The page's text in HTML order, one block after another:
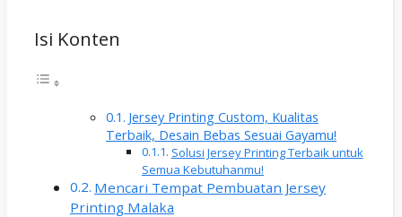
Isi Konten
Jersey Printing Custom, Kualitas
Terbaik, Desain Bebas Sesuai Gayamu!
Solusi Jersey Printing Terbaik untuk
Semua Kebutuhanmu!
Mencari Tempat Pembuatan Jersey
Printing Malaka